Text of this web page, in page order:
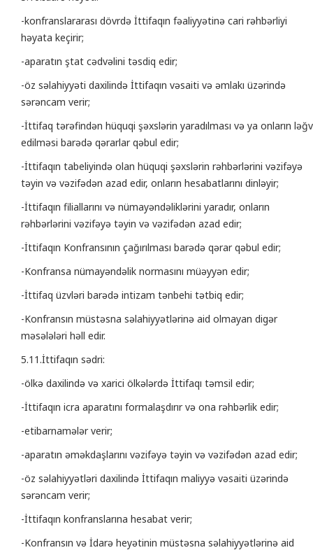
-konfranslararası dövrdə İttifaqın fəaliyyətinə cari rəhbərliyi
həyata keçirir;
-aparatın ştat cədvəlini təsdiq edir;
-öz səlahiyyəti daxilində İttifaqın vəsaiti və əmlakı üzərində
sərəncam verir;
-İttifaq tərəfindən hüquqi şəxslərin yaradılması və ya onların ləğv
edilməsi barədə qərarlar qəbul edir;
-İttifaqın tabeliyində olan hüquqi şəxslərin rəhbərlərini vəzifəyə
təyin və vəzifədən azad edir, onların hesabatlarını dinləyir;
-İttifaqın filiallarını və nümayəndəliklərini yaradır, onların
rəhbərlərini vəzifəyə təyin və vəzifədən azad edir;
-İttifaqın Konfransının çağırılması barədə qərar qəbul edir;
-Konfransa nümayəndəlik normasını müəyyən edir;
-İttifaq üzvləri barədə intizam tənbehi tətbiq edir;
-Konfransın müstəsna səlahiyyətlərinə aid olmayan digər
məsələləri həll edir.
5.11.İttifaqın sədri:
-ölkə daxilində və xarici ölkələrdə İttifaqı təmsil edir;
-İttifaqın icra aparatını formalaşdırır və ona rəhbərlik edir;
-etibarnamələr verir;
-aparatın əməkdaşlarını vəzifəyə təyin və vəzifədən azad edir;
-öz səlahiyyətləri daxilində İttifaqın maliyyə vəsaiti üzərində
sərəncam verir;
-İttifaqın konfranslarına hesabat verir;
-Konfransın və İdarə heyətinin müstəsna səlahiyyətlərinə aid